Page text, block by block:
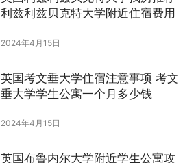
利兹利兹贝克特大学附近住宿费用
2024年4月15日
英国考文垂大学住宿注意事项 考文
垂大学学生公寓一个月多少钱
2024年4月15日
英国布鲁内尔大学附近学生公寓攻